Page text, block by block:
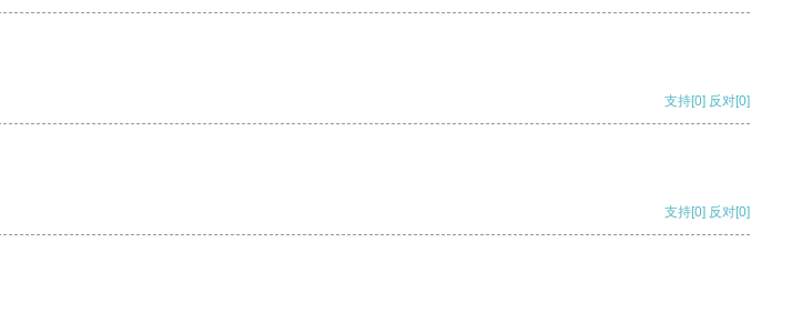
支持[0] 反对[0]
支持[0] 反对[0]